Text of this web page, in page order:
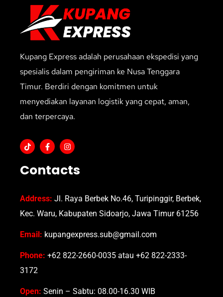
Kupang Express adalah perusahaan ekspedisi yang
spesialis dalam pengiriman ke Nusa Tenggara
Timur. Berdiri dengan komitmen untuk
menyediakan layanan logistik yang cepat, aman,
dan terpercaya.
Contacts
Address: Jl. Raya Berbek No.46, Turipinggir, Berbek,
Kec. Waru, Kabupaten Sidoarjo, Jawa Timur 61256
Email: kupangexpress.sub@gmail.com
Phone: +62 822-2660-0035 atau +62 822-2333-
3172
Open: Senin – Sabtu: 08.00-16.30 WIB